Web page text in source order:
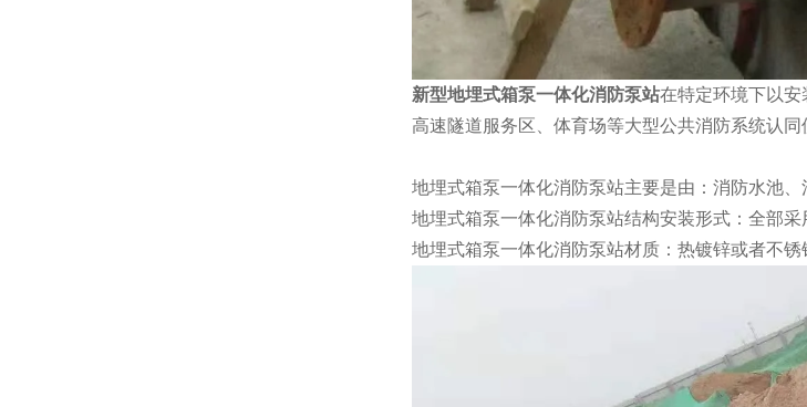
新型地埋式箱泵一体化消防泵站在特定环境下以安
高速隧道服务区、体育场等大型公共消防系统认同
地埋式箱泵一体化消防泵站主要是由：消防水池
地埋式箱泵一体化消防泵站结构安装形式：全部
地埋式箱泵一体化消防泵站材质：热镀锌或者不